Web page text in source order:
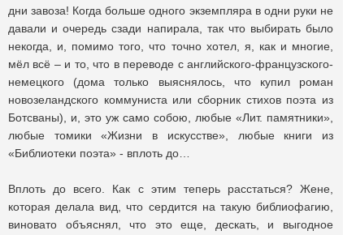
дни завоза! Когда больше одного экземпляра в одни руки не
давали и очередь сзади напирала, так что выбирать было
некогда, и, помимо того, что точно хотел, я, как и многие,
мёл всё – и то, что в переводе с английского-французского-
немецкого (дома только выяснялось, что купил роман
новозеландского коммуниста или сборник стихов поэта из
Ботсваны), и, это уж само собою, любые «Лит. памятники»,
любые томики «Жизни в искусстве», любые книги из
«Библиотеки поэта» - вплоть до…
Вплоть до всего. Как с этим теперь расстаться? Жене,
которая делала вид, что сердится на такую библиофагию,
виновато объяснял, что это еще, дескать, и выгодное